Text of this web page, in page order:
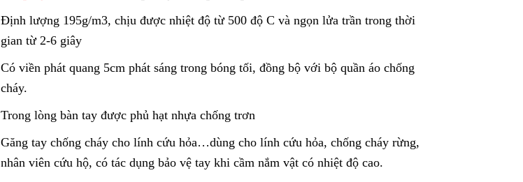
Định lượng 195g/m3, chịu được nhiệt độ từ 500 độ C và ngọn lửa trần trong thời
gian từ 2-6 giây
Có viền phát quang 5cm phát sáng trong bóng tối, đồng bộ với bộ quần áo chống
cháy.
Trong lòng bàn tay được phủ hạt nhựa chống trơn
Găng tay chống cháy cho lính cứu hỏa…dùng cho lính cứu hỏa, chống cháy rừng,
nhân viên cứu hộ, có tác dụng bảo vệ tay khi cầm nắm vật có nhiệt độ cao.